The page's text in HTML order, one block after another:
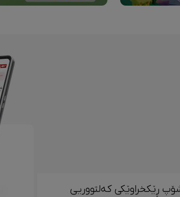
ڕێکخراوێکی کەلتووریی